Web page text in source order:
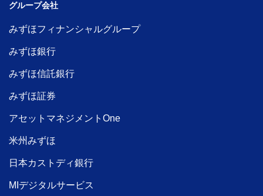
グループ会社
みずほフィナンシャルグループ
みずほ銀行
みずほ信託銀行
みずほ証券
アセットマネジメントOne
米州みずほ
日本カストディ銀行
MIデジタルサービス